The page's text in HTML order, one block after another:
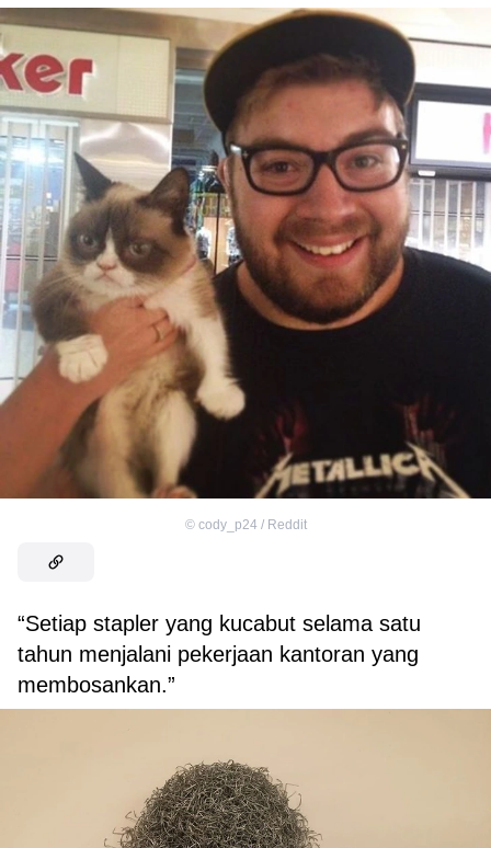
© cody_p24 / Reddit
“Setiap stapler yang kucabut selama satu
tahun menjalani pekerjaan kantoran yang
membosankan.”